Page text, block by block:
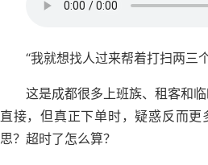
“我就想找人过来帮着打扫两三
这是成都很多上班族、租客和
直接，但真正下单时，疑惑反而
思？超时了怎么算？